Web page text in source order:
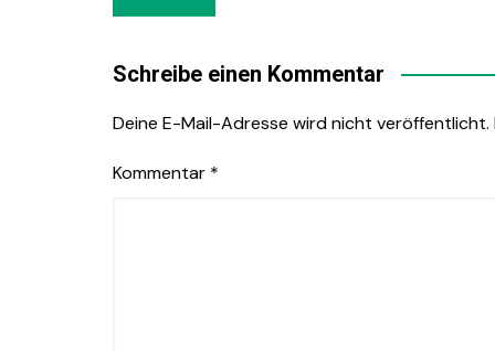
Navigation
Schreibe einen Kommentar
Deine E-Mail-Adresse wird nicht veröffentlicht.
Kommentar *